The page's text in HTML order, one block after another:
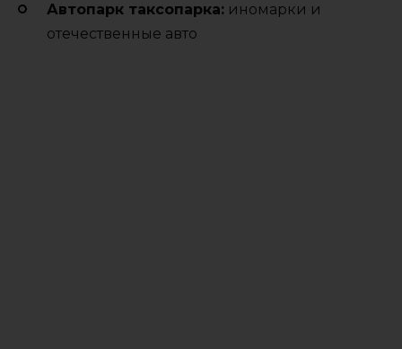
Автопарк таксопарка: иномарки и
отечественные авто